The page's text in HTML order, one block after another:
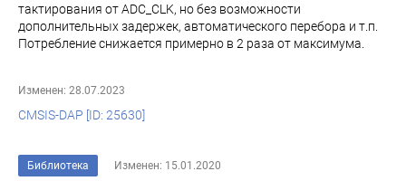
тактирования от ADC_CLK, но без возможности
дополнительных задержек, автоматического перебора и т.п.
Потребление снижается примерно в 2 раза от максимума.
Изменен: 28.07.2023
CMSIS-DAP [ID: 25630]
Библиотека Изменен: 15.01.2020